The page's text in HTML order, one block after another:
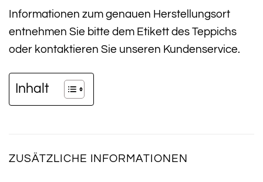
Informationen zum genauen Herstellungsort
entnehmen Sie bitte dem Etikett des Teppichs
oder kontaktieren Sie unseren Kundenservice.
Inhalt
ZUSÄTZLICHE INFORMATIONEN